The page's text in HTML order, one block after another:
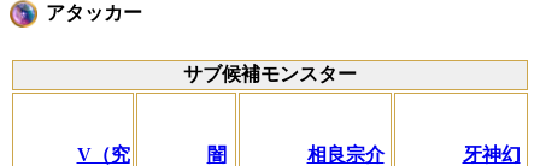
アタッカー
サブ候補モンスター
V（究
闇
相良宗介
牙神幻